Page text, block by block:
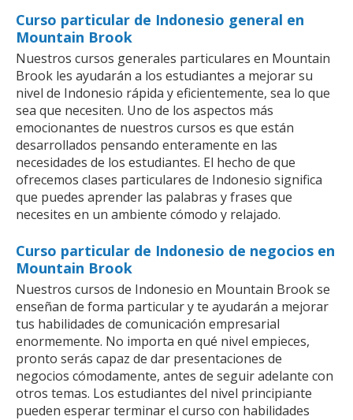
Curso particular de Indonesio general en
Mountain Brook
Nuestros cursos generales particulares en Mountain
Brook les ayudarán a los estudiantes a mejorar su
nivel de Indonesio rápida y eficientemente, sea lo que
sea que necesiten. Uno de los aspectos más
emocionantes de nuestros cursos es que están
desarrollados pensando enteramente en las
necesidades de los estudiantes. El hecho de que
ofrecemos clases particulares de Indonesio significa
que puedes aprender las palabras y frases que
necesites en un ambiente cómodo y relajado.
Curso particular de Indonesio de negocios en
Mountain Brook
Nuestros cursos de Indonesio en Mountain Brook se
enseñan de forma particular y te ayudarán a mejorar
tus habilidades de comunicación empresarial
enormemente. No importa en qué nivel empieces,
pronto serás capaz de dar presentaciones de
negocios cómodamente, antes de seguir adelante con
otros temas. Los estudiantes del nivel principiante
pueden esperar terminar el curso con habilidades